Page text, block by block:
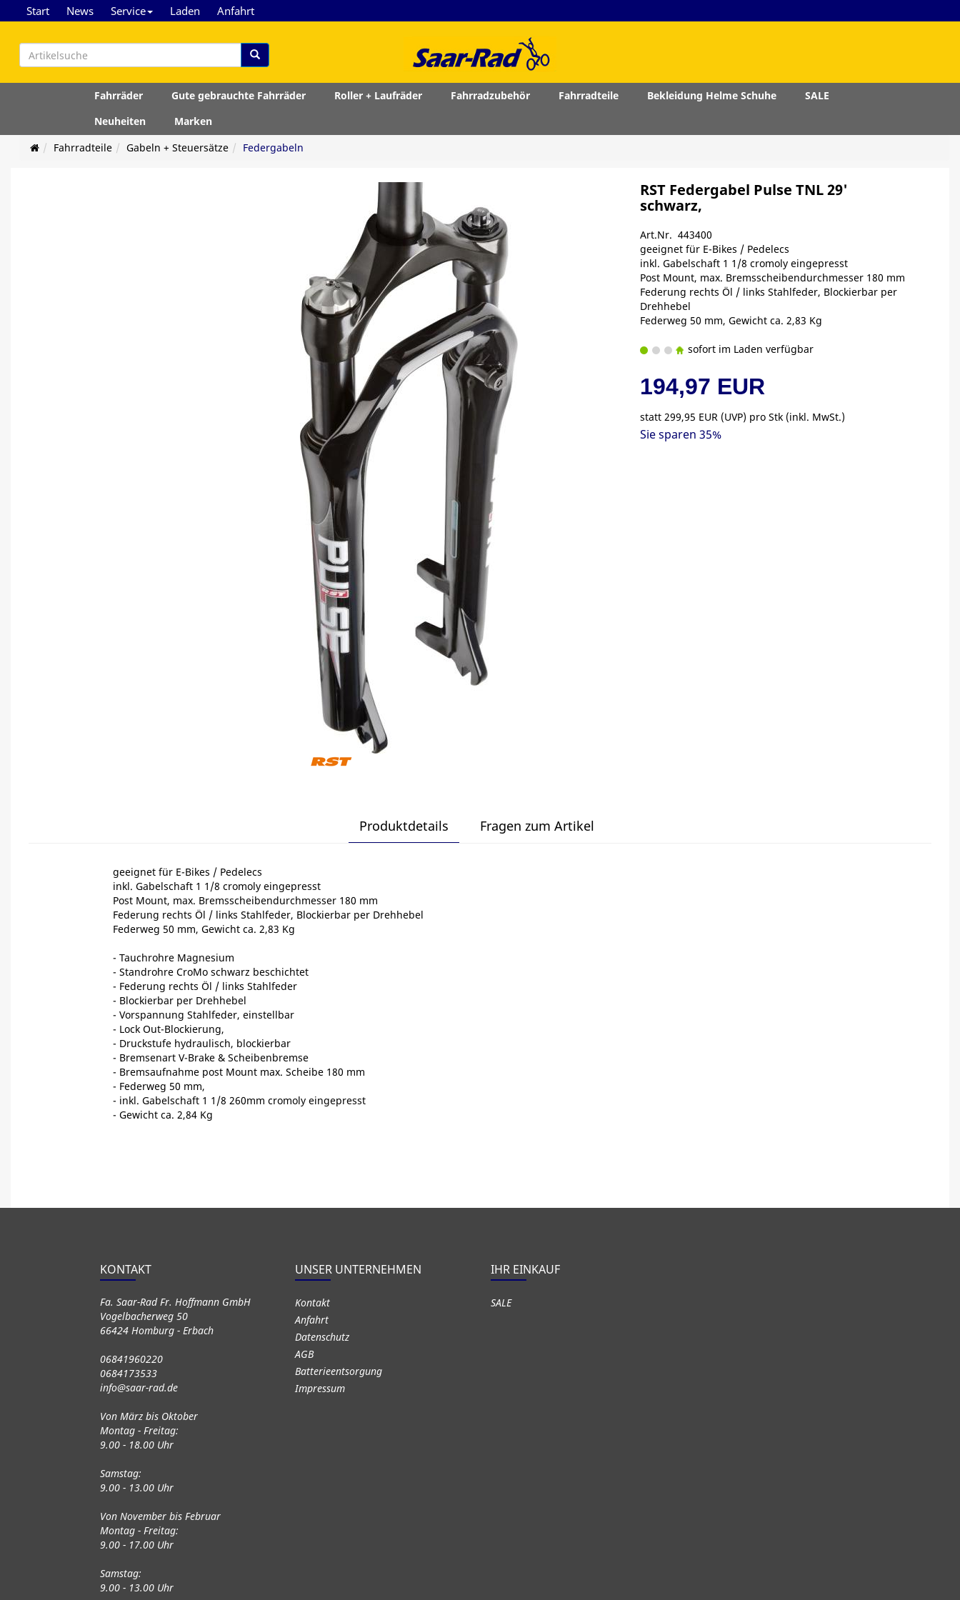
Start News Service Laden Anfahrt
Fahrräder Gute gebrauchte Fahrräder Roller + Laufräder Fahrradzubehör Fahrradteile Bekleidung Helme Schuhe
SALE
Neuheiten
Marken
Fahrradteile
Gabeln + Steuersätze Federgabeln
RST Federgabel Pulse TNL 29'
schwarz,
Art.Nr. 443400
geeignet für E-Bikes / Pedelecs
inkl. Gabelschaft 1 1/8 cromoly eingepresst
Post Mount, max. Bremsscheibendurchmesser 180 mm
Federung rechts Öl / links Stahlfeder, Blockierbar per
Drehhebel
Federweg 50 mm, Gewicht ca. 2,83 Kg
sofort im Laden verfügbar
194,97 EUR
statt299,95 EUR (UVP) pro Stk (inkl. MwSt.)
Sie sparen 35%
Produktdetails Fragen zum Artikel
geeignet für E-Bikes / Pedelecs
inkl. Gabelschaft 1 1/8 cromoly eingepresst
Post Mount, max. Bremsscheibendurchmesser 180 mm
Federung rechts Öl / links Stahlfeder, Blockierbar per Drehhebel
Federweg 50 mm, Gewicht ca. 2,83 Kg
- Tauchrohre Magnesium
- Standrohre CroMo schwarz beschichtet
- Federung rechts Öl / links Stahlfeder
- Blockierbar per Drehhebel
- Vorspannung Stahlfeder, einstellbar
- Lock Out-Blockierung,
- Druckstufe hydraulisch, blockierbar
- Bremsenart V-Brake & Scheibenbremse
- Bremsaufnahme post Mount max. Scheibe 180 mm
- Federweg 50 mm,
- inkl. Gabelschaft 1 1/8 260mm cromoly eingepresst
- Gewicht ca. 2,84 Kg
KONTAKT
Fa. Saar-Rad Fr. Hoffmann GmbH
Vogelbacherweg 50
66424 Homburg - Erbach
06841960220
0684173533
info@saar-rad.de
Von März bis Oktober
Montag - Freitag:
9.00 - 18.00 Uhr
Samstag:
9.00 - 13.00 Uhr
Von November bis Februar
Montag - Freitag:
9.00 - 17.00 Uhr
Samstag:
9.00 - 13.00 Uhr
UNSER UNTERNEHMEN
Kontakt
Anfahrt
Datenschutz
AGB
Batterieentsorgung
Impressum
IHR EINKAUF
SALE